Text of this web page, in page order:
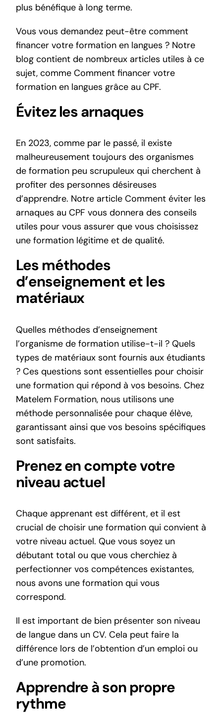
plus bénéfique à long terme.
Vous vous demandez peut-être comment
financer votre formation en langues ? Notre
blog contient de nombreux articles utiles à ce
sujet, comme Comment financer votre
formation en langues grâce au CPF.
Évitez les arnaques
En 2023, comme par le passé, il existe
malheureusement toujours des organismes
de formation peu scrupuleux qui cherchent à
profiter des personnes désireuses
d’apprendre. Notre article Comment éviter les
arnaques au CPF vous donnera des conseils
utiles pour vous assurer que vous choisissez
une formation légitime et de qualité.
Les méthodes
d’enseignement et les
matériaux
Quelles méthodes d’enseignement
l’organisme de formation utilise-t-il ? Quels
types de matériaux sont fournis aux étudiants
? Ces questions sont essentielles pour choisir
une formation qui répond à vos besoins. Chez
Matelem Formation, nous utilisons une
méthode personnaliséepour chaque élève,
garantissant ainsi que vos besoins spécifiques
sont satisfaits.
Prenez en compte votre
niveau actuel
Chaque apprenant est différent, et il est
crucial de choisir une formation qui convient à
votre niveau actuel. Que vous soyez un
débutant total ou que vous cherchiez à
perfectionner vos compétences existantes,
nous avons une formation qui vous
correspond.
Il est important de bien présenter son niveau
de langue dans un CV. Cela peut faire la
différence lors de l’obtention d’un emploi ou
d’une promotion.
Apprendre à son propre
rythme